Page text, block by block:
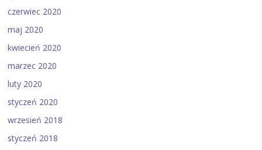
czerwiec 2020
maj 2020
kwiecień 2020
marzec 2020
luty 2020
styczeń 2020
wrzesień 2018
styczeń 2018